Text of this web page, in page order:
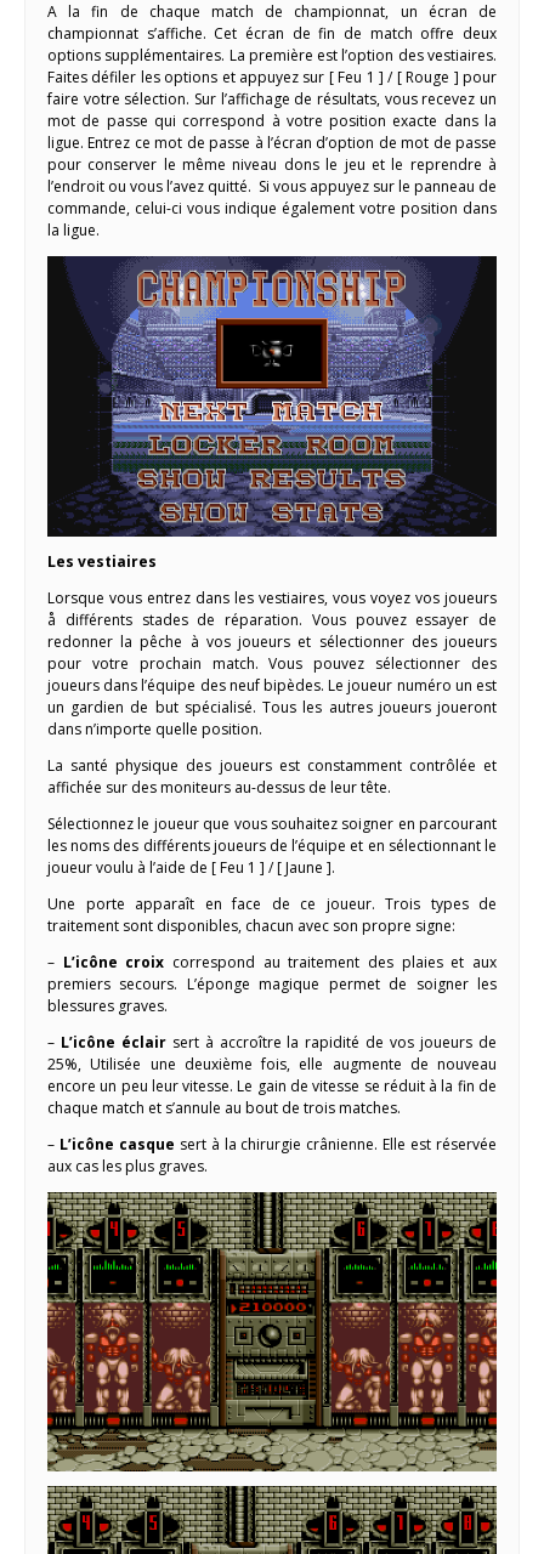
A la fin de chaque match de championnat, un écran de
championnat s’affiche. Cet écran de fin de match offre deux
options supplémentaires. La première est l’option des vestiaires.
Faites défiler les options et appuyez sur [ Feu 1 ] / [ Rouge ] pour
faire votre sélection. Sur l’affichage de résultats, vous recevez un
mot de passe qui correspond à votre position exacte dans la
ligue. Entrez ce mot de passe à l’écran d’option de mot de passe
pour conserver le même niveau dons le jeu et le reprendre à
l’endroit ou vous l’avez quitté. Si vous appuyez sur le panneau de
commande, celui-ci vous indique également votre position dans
la ligue.
Les vestiaires
Lorsque vous entrez dans les vestiaires, vous voyez vos joueurs
å différents stades de réparation. Vous pouvez essayer de
redonner la pêche à vos joueurs et sélectionner des joueurs
pour votre prochain match. Vous pouvez sélectionner des
joueurs dans l’équipe des neuf bipèdes. Le joueur numéro un est
un gardien de but spécialisé. Tous les autres joueurs joueront
dans n’importe quelle position.
La santé physique des joueurs est constamment contrôlée et
affichée sur des moniteurs au-dessus de leur tête.
Sélectionnez le joueur que vous souhaitez soigner en parcourant
les noms des différents joueurs de l’équipe et en sélectionnant le
joueur voulu à l’aide de [ Feu 1 ] / [ Jaune ].
Une porte apparaît en face de ce joueur. Trois types de
traitement sont disponibles, chacun avec son propre signe:
– L’icône croix correspond au traitement des plaies et aux
premiers secours. L’éponge magique permet de soigner les
blessures graves.
– L’icône éclairsert à accroître la rapidité de vos joueurs de
25%, Utilisée une deuxième fois, elle augmente de nouveau
encore un peu leur vitesse. Le gain de vitesse se réduit à la fin de
chaque match et s’annule au bout de trois matches.
– L’icône casque sert à la chirurgie crânienne. Elle est réservée
aux cas les plus graves.